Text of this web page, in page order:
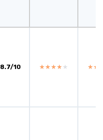
8.7/10 ★★★★★
★★★★★